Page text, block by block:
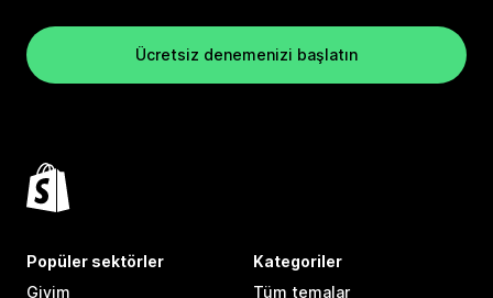
Ücretsiz denemenizi başlatın
Popüler sektörler
Giyim
Kategoriler
Tüm temalar